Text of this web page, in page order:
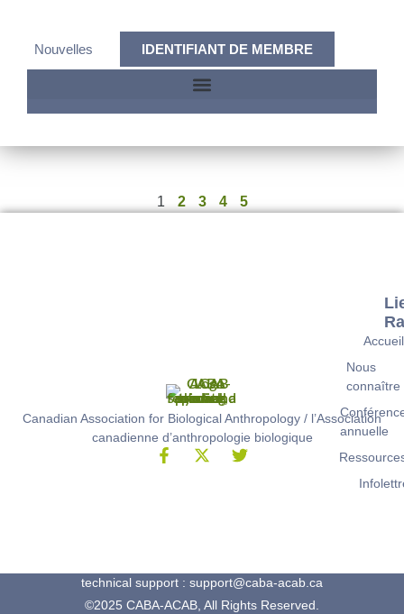
Nouvelles IDENTIFIANT DE MEMBRE
1 2 3 4 5
Canadian Association for Biological Anthropology / l’Association
canadienne d’anthropologie biologique
Accueil
Nous
connaître
annuelle
technical support : support@caba-acab.ca
©2025 CABA-ACAB, All Rights Reserved.